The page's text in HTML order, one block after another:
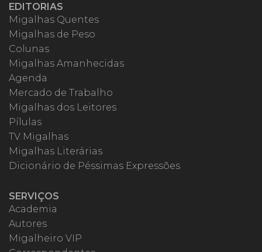
EDITORIAS
Migalhas Quentes
Migalhas de Peso
Colunas
Migalhas Amanhecidas
Agenda
Mercado de Trabalho
Migalhas dos Leitores
Pílulas
TV Migalhas
Migalhas Literárias
Dicionário de Péssimas Expressões
SERVIÇOS
Academia
Autores
Migalheiro VIP